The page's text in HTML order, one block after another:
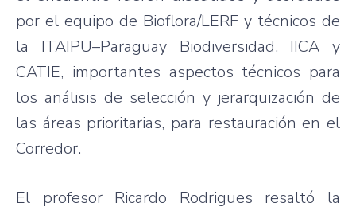
por el equipo de Bioflora/LERF y técnicos de
la ITAIPU–Paraguay Biodiversidad, IICA y
CATIE, importantes aspectos técnicos para
los análisis de selección y jerarquización de
las áreas prioritarias, para restauración en el
Corredor.
El profesor Ricardo Rodrigues resaltó la